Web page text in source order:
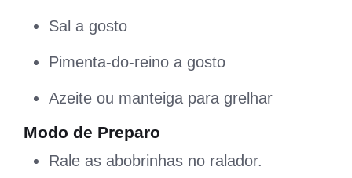
Sal a gosto
Pimenta-do-reino a gosto
Azeite ou manteiga para grelhar
Modo de Preparo
Rale as abobrinhas no ralador.